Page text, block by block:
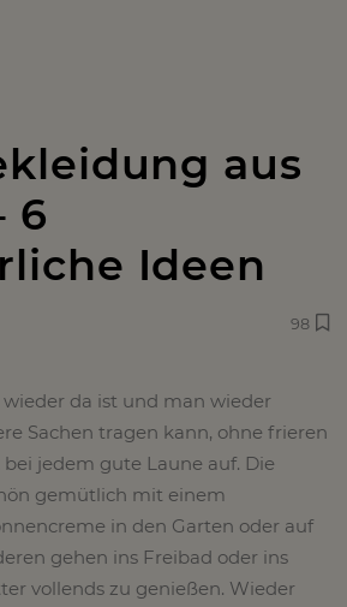
aus
6
Ideen
98
da ist und man wieder
Sachen tragen kann, ohne frieren
jedem gute Laune auf. Die
gemütlich mit einem
in den Garten oder auf
gehen ins Freibad oder ins
vollends zu genießen. Wieder